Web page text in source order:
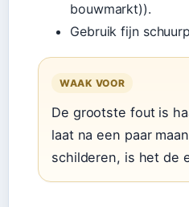
bouwmarkt)).
Gebruik fijn
WAAK VOOR
De grootste fout is
laat na een paar
schilderen, is het de